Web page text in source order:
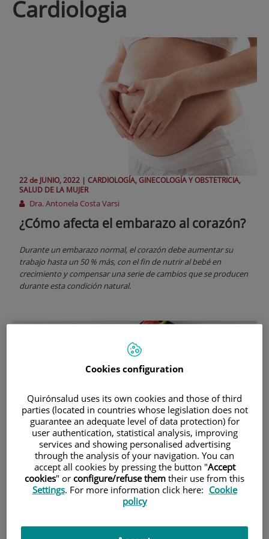
cardiologia
22 deJUNIO, 2022 | CARDIOLOGÍA, GINECOLOGÍA Y OBSTETRICIA,
SALUD DE LA MUJER
Dra. Antonela Costa Varsi
¿Cómo afecta el embarazo al corazón?
Durante un embarazo normal, el corazón debe aumentar su
trabajo hasta un 50 % más, con el fin de nutrir al bebé en
crecimiento y compensar una serie de cambios que se producen
durante esta condición natural.
28 deSEPTIEMBRE, 2022 |CARDIOLOGÍA
Dr. Juli Carballo
¿Cómo cuidar de tu corazón en tu día a
Cookies configuration
Quirónsalud uses its own cookies and those of third
parties (located in countries whose legislation does not
guarantee an adequate level of data protection) for
user authentication, statistical analysis, improving
services and showing personalised advertising
through the analysis of your navigation. You can
accept all cookies by pressing the button "Accept
cookies" or configure/refuse them their use from this
Settings. For more information click here: Cookie
policy